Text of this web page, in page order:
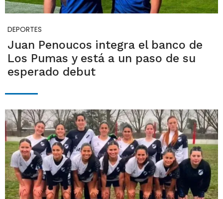
DEPORTES
Juan Penoucos integra el banco de
Los Pumas y está a un paso de su
esperado debut